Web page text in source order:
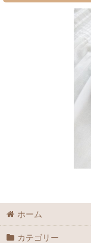
ホーム
カテゴリー